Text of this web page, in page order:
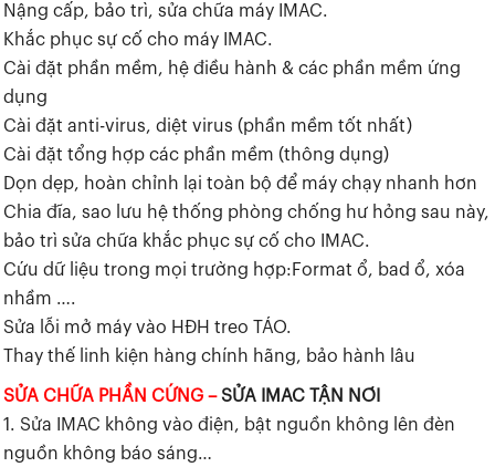
Nậng cấp, bảo trì, sửa chữa máy IMAC.
Khắc phục sự cố cho máy IMAC.
Cài đặt phần mềm, hệ điều hành & các phần mềm ứng
dụng
Cài đặt anti-virus, diệt virus (phần mềm tốt nhất)
Cài đặt tổng hợp các phần mềm (thông dụng)
Dọn dẹp, hoàn chỉnh lại toàn bộ để máy chạy nhanh hơn
Chia đĩa, sao lưu hệ thống phòng chống hư hỏng sau này,
bảo trì sửa chữa khắc phục sự cố cho IMAC.
Cứu dữ liệu trong mọi trường hợp:Format ổ, bad ổ, xóa
nhầm ….
Sửa lỗi mở máy vào HĐH treo TÁO.
Thay thế linh kiện hàng chính hãng, bảo hành lâu
SỬA CHỮA PHẦN CỨNG – SỬA IMAC TẬN NƠI
1. Sửa IMAC không vào điện, bật nguồn không lên đèn
nguồn không báo sáng…